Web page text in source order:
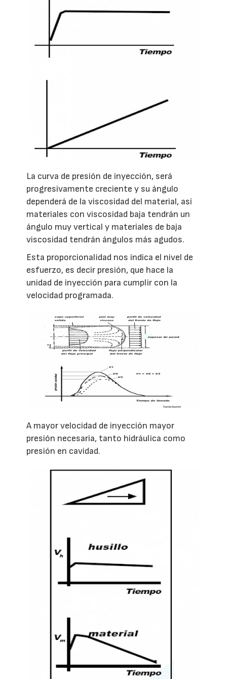
La curva de presión de inyección, será
progresivamente creciente y su ángulo
dependerá de la viscosidad del material, así
materiales con viscosidad baja tendrán un
ángulo muy vertical y materiales de baja
viscosidad tendrán ángulos más agudos.
Esta proporcionalidad nos indica el nivel de
esfuerzo, es decir presión, que hace la
unidad de inyección para cumplir con la
velocidad programada.
A mayor velocidad de inyección mayor
presión necesaria, tanto hidráulica como
presión en cavidad.